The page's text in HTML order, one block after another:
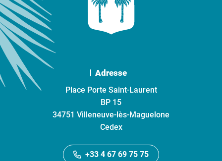
Adresse
Place Porte Saint-Laurent
BP 15
34751 Villeneuve-lès-Maguelone
Cedex
+33 4 67 69 75 75